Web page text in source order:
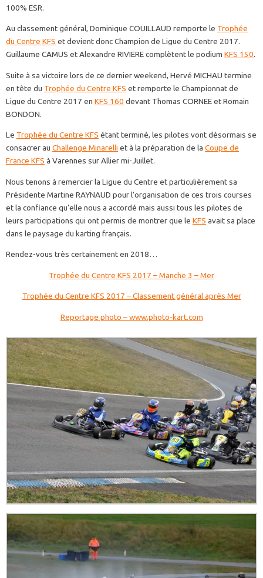
100% ESR.
Au classement général, Dominique COUILLAUD remporte le Trophée
du Centre KFS et devient donc Champion de Ligue du Centre 2017.
Guillaume CAMUS et Alexandre RIVIERE complètent le podium KFS 150.
Suite à sa victoire lors de ce dernier weekend, Hervé MICHAU termine
en tête du Trophée du Centre KFS et remporte le Championnat de
Ligue du Centre 2017 en KFS 160 devant Thomas CORNEE et Romain
BONDON.
Le Trophée du Centre KFS étant terminé, les pilotes vont désormais se
consacrer au Challenge Minarelli et à la préparation de la Coupe de
France KFS à Varennes sur Allier mi-Juillet.
Nous tenons à remercier la Ligue du Centre et particulièrement sa
Présidente Martine RAYNAUD pour l’organisation de ces trois courses
et la confiance qu’elle nous a accordé mais aussi tous les pilotes de
leurs participations qui ont permis de montrer que le KFS avait sa place
dans le paysage du karting français.
Rendez-vous très certainement en 2018…
Trophée du Centre KFS 2017 – Manche 3 – Mer
Trophée du Centre KFS 2017 – Classement général après Mer
Reportage photo – www.photo-kart.com